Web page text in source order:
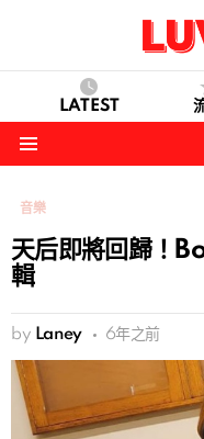
LATEST
音樂
天后即將回歸！
輯
by Laney 6年之前